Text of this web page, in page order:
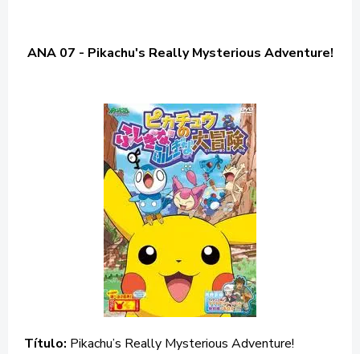
ANA 07 - Pikachu's Really Mysterious Adventure!
Título: Pikachu’s Really Mysterious Adventure!